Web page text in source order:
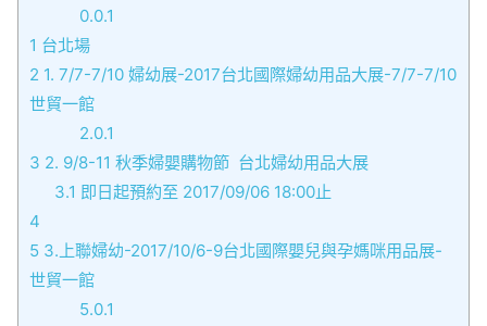
0.0.1
1 台北場
2 1. 7/7-7/10 婦幼展-2017台北國際婦幼用品大展-7/7-7/10
世貿一館
2.0.1
3 2. 9/8-11 秋季婦嬰購物節 台北婦幼用品大展
3.1 即日起預約至 2017/09/06 18:00止
4
5 3.上聯婦幼-2017/10/6-9台北國際嬰兒與孕媽咪用品展-
世貿一館
5.0.1